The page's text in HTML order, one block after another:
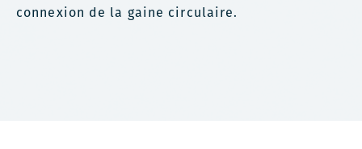
connexion de la gaine circulaire.